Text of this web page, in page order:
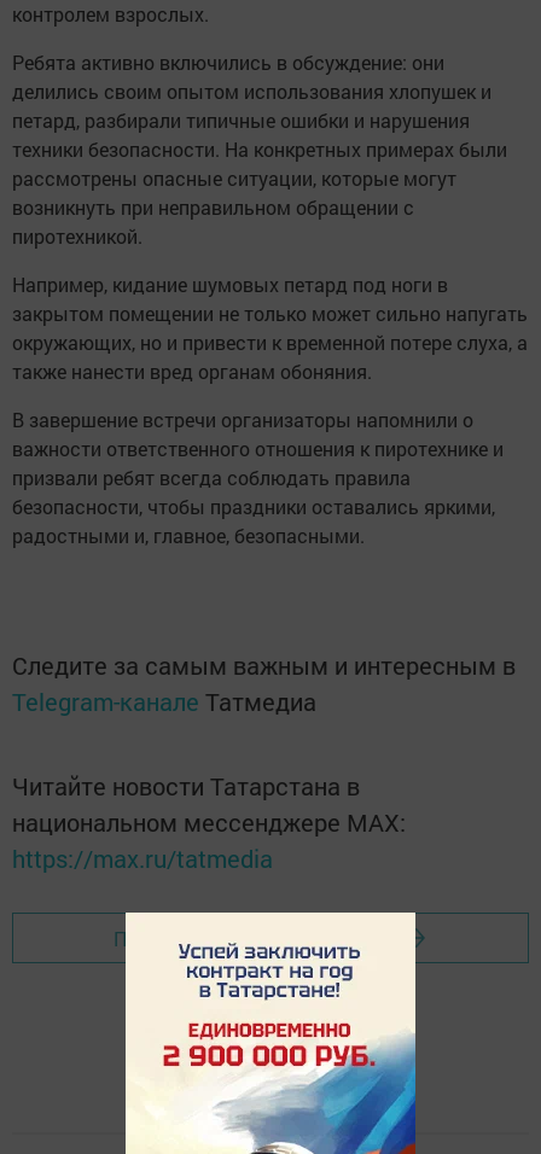
контролем взрослых.
Ребята активно включились в обсуждение: они
делились своим опытом использования хлопушек и
петард, разбирали типичные ошибки и нарушения
техники безопасности. На конкретных примерах были
рассмотрены опасные ситуации, которые могут
возникнуть при неправильном обращении с
пиротехникой.
Например, кидание шумовых петард под ноги в
закрытом помещении не только может сильно напугать
окружающих, но и привести к временной потере слуха, а
также нанести вред органам обоняния.
В завершение встречи организаторы напомнили о
важности ответственного отношения к пиротехнике и
призвали ребят всегда соблюдать правила
безопасности, чтобы праздники оставались яркими,
радостными и, главное, безопасными.
Следите за самым важным и интересным в
Telegram-канале Татмедиа
Читайте новости Татарстана в
национальном мессенджере MАХ:
https://max.ru/tatmedia
Перейти на страницу новости